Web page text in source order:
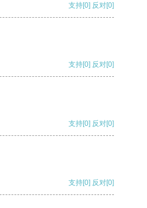
支持[0] 反对[0]
支持[0] 反对[0]
支持[0] 反对[0]
支持[0] 反对[0]